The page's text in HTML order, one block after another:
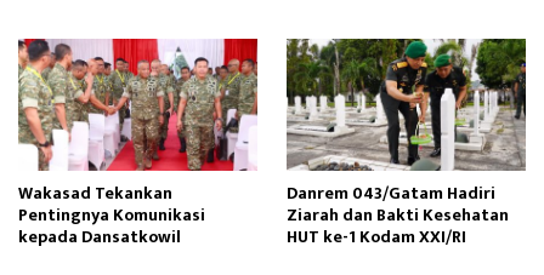
Wakasad Tekankan
Pentingnya Komunikasi
kepada Dansatkowil
Danrem 043/Gatam Hadiri
Ziarah dan Bakti Kesehatan
HUT ke-1 Kodam XXI/RI